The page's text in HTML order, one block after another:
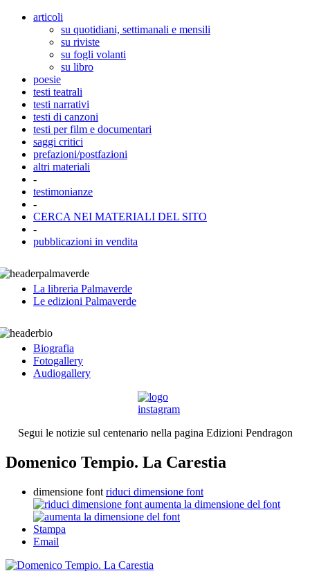
articoli
su quotidiani, settimanali e mensili
su riviste
su fogli volanti
su libro
poesie
testi teatrali
testi narrativi
testi di canzoni
testi per film e documentari
saggi critici
prefazioni/postfazioni
altri materiali
-
testimonianze
-
CERCA NEI MATERIALI DEL SITO
-
pubblicazioni in vendita
La libreria Palmaverde
Le edizioni Palmaverde
Biografia
Fotogallery
Audiogallery
Segui le notizie sul centenario nella pagina Edizioni Pendragon
Domenico Tempio. La Carestia
dimensione font riduci dimensione font
aumenta la dimensione del font
Stampa
Email